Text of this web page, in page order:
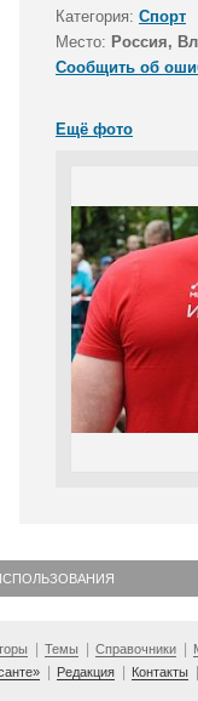
Категория: Спорт
Место: Россия,
Сообщить об
Ещё фото
Темы Справочники
Редакция Контакты